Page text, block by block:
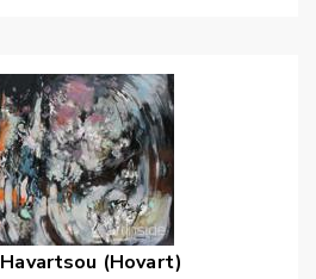
Havartsou (Hovart)